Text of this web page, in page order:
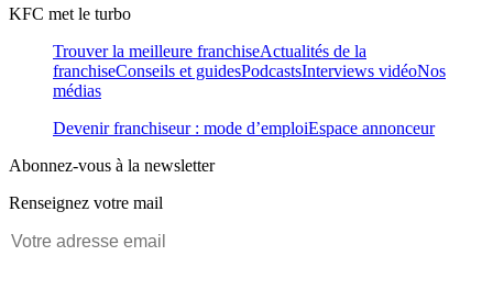
KFC met le turbo
Trouver la meilleure franchiseActualités de la
franchiseConseils et guidesPodcastsInterviews vidéoNos
médias
Devenir franchiseur : mode d’emploiEspace annonceur
Abonnez-vous à la newsletter
Renseignez votre mail